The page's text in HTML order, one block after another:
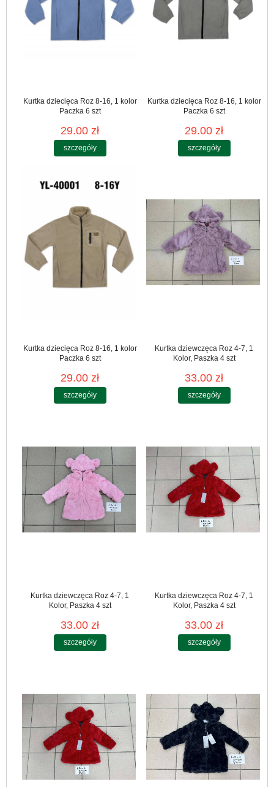
Kurtka dziecięca Roz 8-16, 1 kolor
Paczka 6 szt
29.00 zł
szczegóły
Kurtka dziecięca Roz 8-16, 1 kolor
Paczka 6 szt
29.00 zł
szczegóły
Kurtka dziecięca Roz 8-16, 1 kolor
Paczka 6 szt
29.00 zł
szczegóły
Kurtka dziewczęca Roz 4-7, 1
Kolor, Paszka 4 szt
33.00 zł
szczegóły
Kurtka dziewczęca Roz 4-7, 1
Kolor, Paszka 4 szt
33.00 zł
szczegóły
Kurtka dziewczęca Roz 4-7, 1
Kolor, Paszka 4 szt
33.00 zł
szczegóły